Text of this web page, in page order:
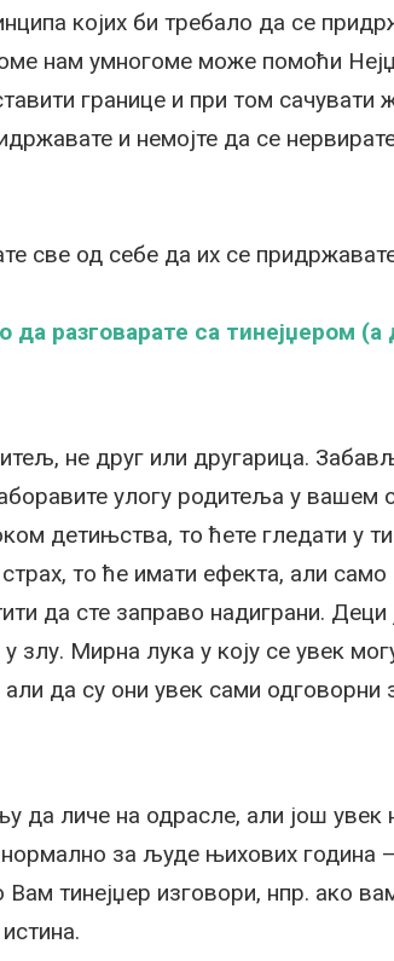
којих би требало да се
нам умногоме може помоћи
границе и при том сачувати
и немојте да се
све од себе да их се
да разговарате са тинејџером (а
не друг или другарица.
улогу родитеља у вашем
детињства, то ћете гледати у
то ће имати ефекта, али
да сте заправо надиграни.
злу. Мирна лука у коју се увек
али да су они увек сами одговорни
да личе на одрасле, али још увек
за људе њихових година
тинејџер изговори, нпр. ако